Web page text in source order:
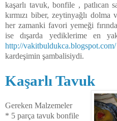
kaşarlı tavuk, bonfile , patlıcan
kırmızı biber, zeytinyağlı
her zamanki favori yemeği
ise dışarda yediklerime en
http://vakitbuldukca.blogspot.com/
kardeşimin şambalisiydi.
Kaşarlı Tavuk
Gereken Malzemeler
* 5 parça tavuk bonfile